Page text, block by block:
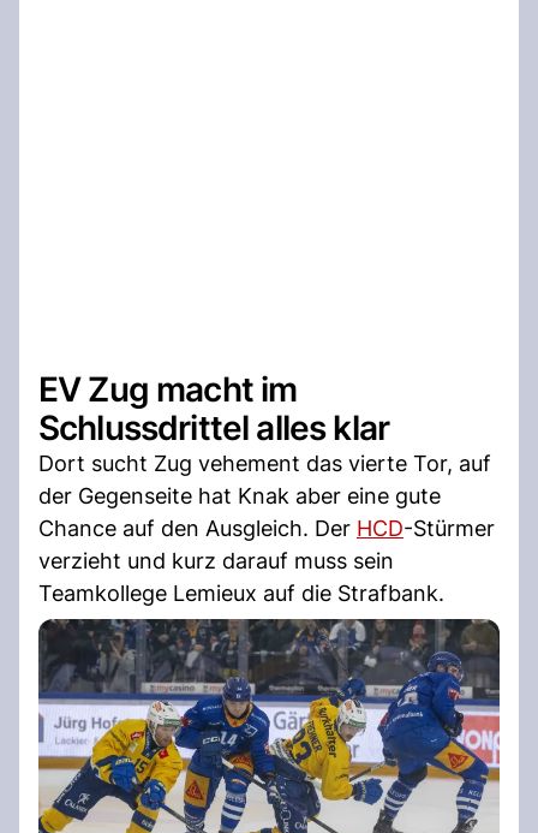
EV Zug macht im
Schlussdrittel alles klar
Dort sucht Zug vehement das vierte Tor, auf
der Gegenseite hat Knak aber eine gute
Chance auf den Ausgleich. Der HCD-Stürmer
verzieht und kurz darauf muss sein
Teamkollege Lemieux auf die Strafbank.